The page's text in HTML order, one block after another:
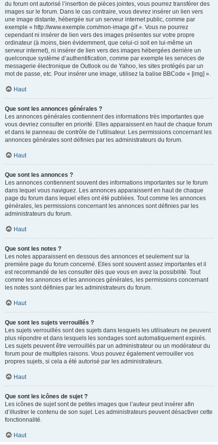
du forum ont autorisé l’insertion de pièces jointes, vous pourrez transférer des
images sur le forum. Dans le cas contraire, vous devrez insérer un lien vers
une image distante, hébergée sur un serveur internet public, comme par
exemple « http://www.exemple.com/mon-image.gif ». Vous ne pourrez
cependant ni insérer de lien vers des images présentes sur votre propre
ordinateur (à moins, bien évidemment, que celui-ci soit en lui-même un
serveur internet), ni insérer de lien vers des images hébergées derrière un
quelconque système d’authentification, comme par exemple les services de
messagerie électronique de Outlook ou de Yahoo, les sites protégés par un
mot de passe, etc. Pour insérer une image, utilisez la balise BBCode « [img] ».
Haut
Que sont les annonces générales ?
Les annonces générales contiennent des informations très importantes que
vous devriez consulter en priorité. Elles apparaissent en haut de chaque forum
et dans le panneau de contrôle de l’utilisateur. Les permissions concernant les
annonces générales sont définies par les administrateurs du forum.
Haut
Que sont les annonces ?
Les annonces contiennent souvent des informations importantes sur le forum
dans lequel vous naviguez. Les annonces apparaissent en haut de chaque
page du forum dans lequel elles ont été publiées. Tout comme les annonces
générales, les permissions concernant les annonces sont définies par les
administrateurs du forum.
Haut
Que sont les notes ?
Les notes apparaissent en dessous des annonces et seulement sur la
première page du forum concerné. Elles sont souvent assez importantes et il
est recommandé de les consulter dès que vous en avez la possibilité. Tout
comme les annonces et les annonces générales, les permissions concernant
les notes sont définies par les administrateurs du forum.
Haut
Que sont les sujets verrouillés ?
Les sujets verrouillés sont des sujets dans lesquels les utilisateurs ne peuvent
plus répondre et dans lesquels les sondages sont automatiquement expirés.
Les sujets peuvent être verrouillés par un administrateur ou un modérateur du
forum pour de multiples raisons. Vous pouvez également verrouiller vos
propres sujets, si cela a été autorisé par les administrateurs.
Haut
Que sont les icônes de sujet ?
Les icônes de sujet sont de petites images que l’auteur peut insérer afin
d’illustrer le contenu de son sujet. Les administrateurs peuvent désactiver cette
fonctionnalité.
Haut